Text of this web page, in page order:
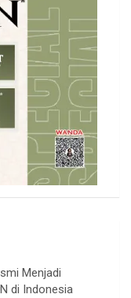
Menjadi
di Indonesia